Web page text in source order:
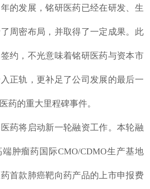
的发展，铭研医药已经在研发、生
周密布局，并取得了一定成果。此
约，不光意味着铭研医药与资本市
正轨，更补足了公司发展的最后一
药的重大里程碑事件。
将启动新一轮融资工作。本轮融
肿瘤药国际CMO/CDMO生产基地
首款肺癌靶向药产品的上市申报费